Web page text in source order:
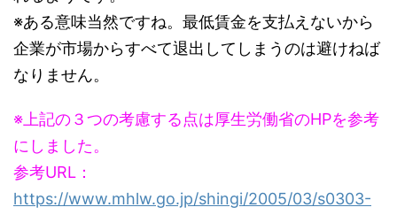
※ある意味当然ですね。最低賃金を支払えないから
企業が市場からすべて退出してしまうのは避けねば
なりません。
※上記の３つの考慮する点は厚生労働省のHPを参考
にしました。
参考URL：
https://www.mhlw.go.jp/shingi/2005/03/s0303-